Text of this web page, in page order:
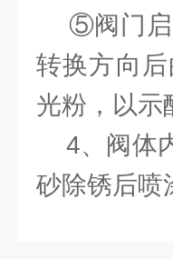
⑤阀门启
转换方向
光粉，以示
4、阀体
砂除锈后喷